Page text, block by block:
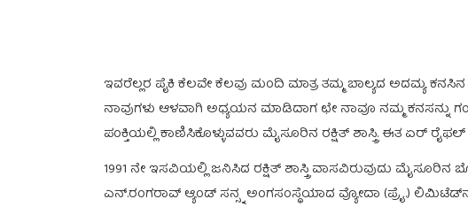
ಇವರೆಲ್ಲರ ಪೈಕಿ ಕೆಲವೇ ಕೆಲವು ಮಂದಿ ಮಾತ್ರ ತಮ್ಮ ಬಾಲ್ಯದ ಅದಮ್ಯ
ನಾವುಗಳು ಆಳವಾಗಿ ಅಧ್ಯಯನ ಮಾಡಿದಾಗ ಛೇ ನಾವೂ ನಮ್ಮ ಕನಸನ್ನು
ಪಂಕ್ತಿಯಲ್ಲಿ ಕಾಣಿಸಿಕೊಳ್ಳುವವರು ಮೈಸೂರಿನ ರಕ್ಷಿತ್ ಶಾಸ್ತ್ರಿ. ಈತ ಏರ್
1991 ನೇ ಇಸವಿಯಲ್ಲಿ ಜನಿಸಿದ ರಕ್ಷಿತ್ ಶಾಸ್ತ್ರಿ ವಾಸವಿರುವುದು
ಎನ್.ರಂಗರಾವ್ ಆ್ಯಂಡ್ ಸನ್ಸ್ನ ಅಂಗಸಂಸ್ಥೆಯಾದ ವ್ಯೋದಾ (ಪ್ರೈ.)